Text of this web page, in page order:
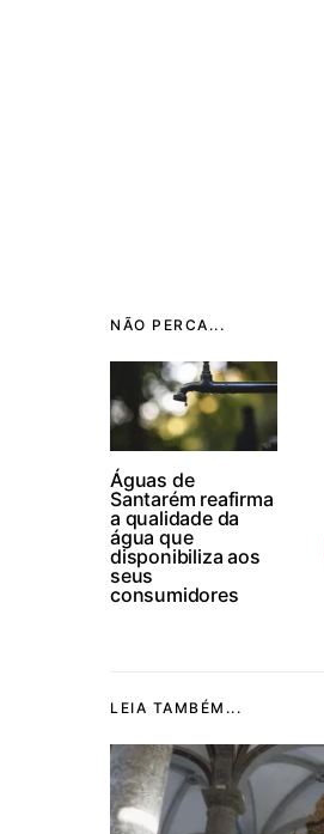
NÃO PERCA...
Águas de
Santarém reafirma
a qualidade da
água que
disponibiliza aos
seus
consumidores
LEIA TAMBÉM...